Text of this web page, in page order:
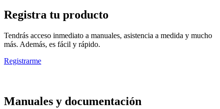
Registra tu producto
Tendrás acceso inmediato a manuales, asistencia a medida y mucho
más. Además, es fácil y rápido.
Registrarme
Manuales y documentación